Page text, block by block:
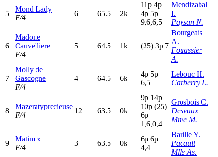
5
Mond Lady
F/4
6 65.5 2k
11p 4p
4p 5p
9,6,6,5
Mendizabal
I.
Paysan N.
6
Madone
Cauvelliere
F/4
5 64.5 1k (25) 3p 7
Bourgeais
A.
Fouassier
A.
7
Molly de
Gascogne
F/4
4 64.5 6k
4p 5p
6,5
Lebouc H.
Carberry L.
8
Mazeratyprecieuse
F/4
12 63.5 0k
9p 14p
10p (25)
6p
1,6,0,4
Grosbois C.
Desvaux
Mme M.
9
Matimix
F/4
3 63.5 0k
6p 6p
4,4
Barille Y.
Pacault
Mlle As.